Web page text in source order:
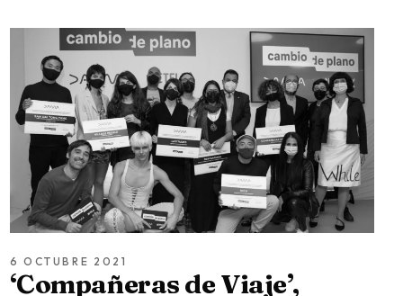
6 OCTUBRE 2021
‘Compañeras de Viaje’,